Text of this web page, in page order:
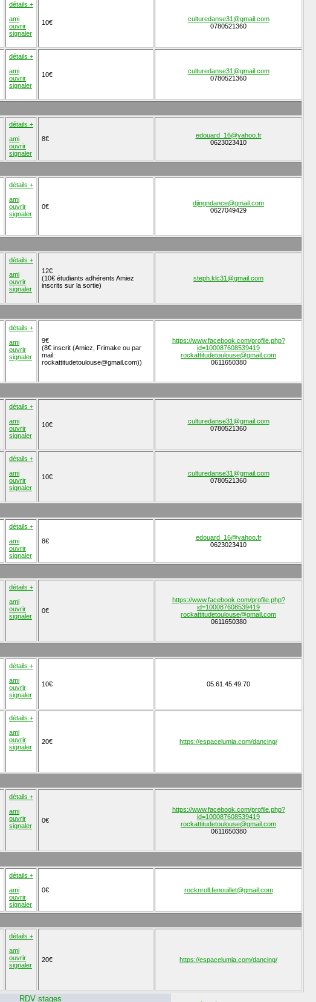
détails +
ami
ouvrir
signaler
10€
culturedanse31@gmail.com
0780521360
détails +
ami
ouvrir
signaler
10€
culturedanse31@gmail.com
0780521360
détails +
ami
ouvrir
signaler
8€
edouard_16@yahoo.fr
0623023410
détails +
ami
ouvrir
signaler
0€
djingndance@gmail.com
0627049429
détails +
ami
ouvrir
signaler
12€
(10€ étudiants adhérents Amiez
inscrits sur la sortie)
steph.klc31@gmail.com
détails +
ami
ouvrir
signaler
9€
(8€ inscrit (Amiez, Frimake ou par
mail:
rockattitudetoulouse@gmail.com))
https://www.facebook.com/profile.php?
id=100087608539419
rockattitudetoulouse@gmail.com
0611650380
détails +
ami
ouvrir
signaler
10€
culturedanse31@gmail.com
0780521360
détails +
ami
ouvrir
signaler
10€
culturedanse31@gmail.com
0780521360
détails +
ami
ouvrir
signaler
8€
edouard_16@yahoo.fr
0623023410
détails +
ami
ouvrir
signaler
0€
https://www.facebook.com/profile.php?
id=100087608539419
rockattitudetoulouse@gmail.com
0611650380
détails +
ami
ouvrir
signaler
10€ 05.61.45.49.70
détails +
ami
ouvrir
signaler
20€ https://espacelumia.com/dancing/
détails +
ami
ouvrir
signaler
0€
https://www.facebook.com/profile.php?
id=100087608539419
rockattitudetoulouse@gmail.com
0611650380
détails +
ami
ouvrir
signaler
0€ rocknroll.fenouillet@gmail.com
détails +
ami
ouvrir
signaler
20€ https://espacelumia.com/dancing/
RDV stages